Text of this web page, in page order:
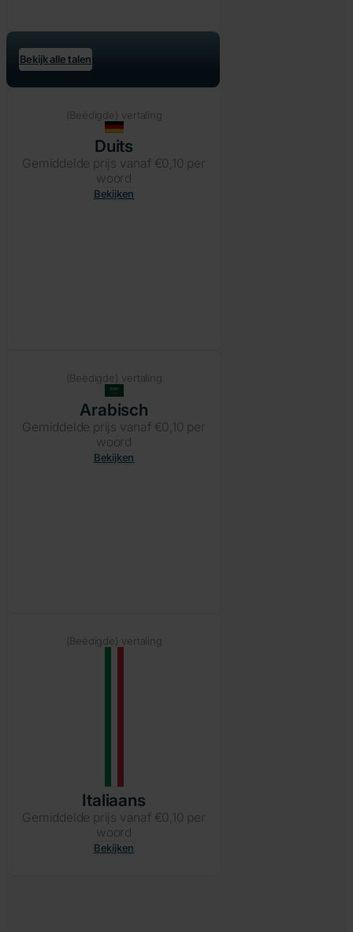
Bekijk alle talen
(Beëdigde) vertaling
Duits
Gemiddelde prijs vanaf €0,10 per
woord
Bekijken
(Beëdigde) vertaling
Arabisch
Gemiddelde prijs vanaf €0,10 per
woord
Bekijken
(Beëdigde) vertaling
Italiaans
Gemiddelde prijs vanaf €0,10 per
woord
Bekijken